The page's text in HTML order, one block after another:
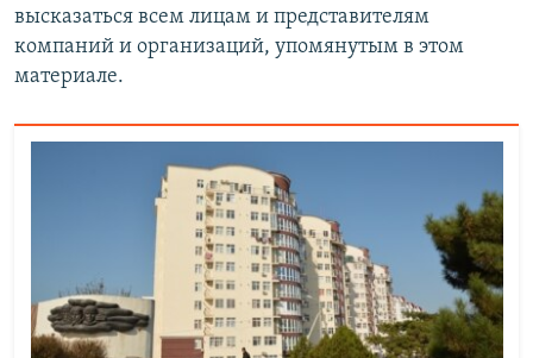
высказаться всем лицам и представителям
компаний и организаций, упомянутым в этом
материале.